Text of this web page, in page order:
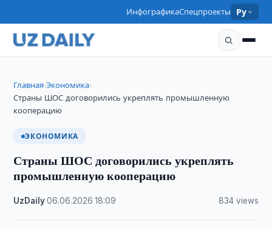
ИнфографикаСпецпроекты Ру
Главная›Экономика›
​​​​​​​Страны ШОС договорились укреплять промышленную
кооперацию
ЭКОНОМИКА
​​​​​​​Страны ШОС договорились укреплять
промышленную кооперацию
UzDaily·06.06.2026 ·18:09 834 views